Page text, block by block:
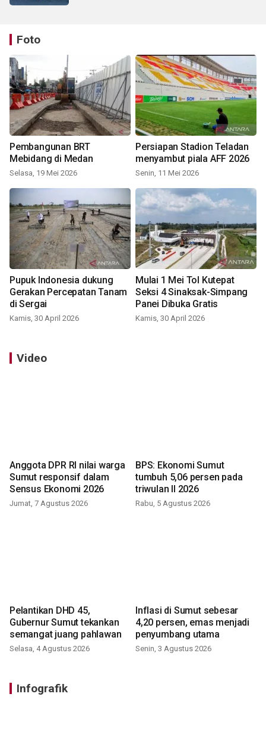
Foto
Pembangunan BRT
Mebidang di Medan
Selasa, 19 Mei 2026
Persiapan Stadion Teladan
menyambut piala AFF 2026
Senin, 11 Mei 2026
Pupuk Indonesia dukung
Gerakan Percepatan Tanam
di Sergai
Kamis, 30 April 2026
Mulai 1 Mei Tol Kutepat
Seksi 4 Sinaksak-Simpang
Panei Dibuka Gratis
Kamis, 30 April 2026
Video
Anggota DPR RI nilai warga
Sumut responsif dalam
Sensus Ekonomi 2026
Jumat, 7 Agustus 2026
BPS: Ekonomi Sumut
tumbuh 5,06 persen pada
triwulan II 2026
Rabu, 5 Agustus 2026
Pelantikan DHD 45,
Gubernur Sumut tekankan
semangat juang pahlawan
Selasa, 4 Agustus 2026
Inflasi di Sumut sebesar
4,20 persen, emas menjadi
penyumbang utama
Senin, 3 Agustus 2026
Infografik